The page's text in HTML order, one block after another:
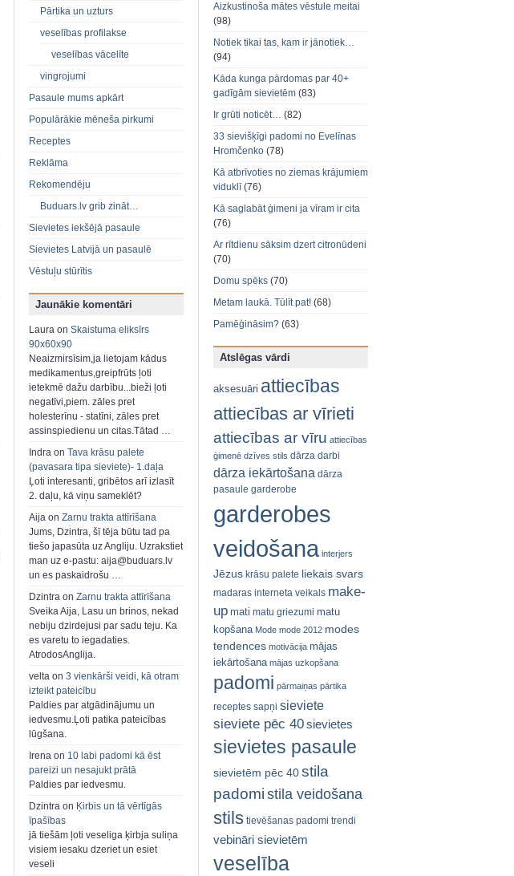
Pārtika un uzturs
veselības profilakse
veselības vācelīte
vingrojumi
Pasaule mums apkārt
Populārākie mēneša pirkumi
Receptes
Reklāma
Rekomendēju
Buduars.lv grib zināt…
Sievietes iekšējā pasaule
Sievietes Latvijā un pasaulē
Vēstuļu stūrītis
Jaunākie komentāri
Laura on Skaistuma eliksīrs
90x60x90
Neaizmirsīsim,ja lietojam kādus
medikamentus,greipfrūts ļoti
ietekmē dažu darbību...bieži ļoti
negatīvi,piem. zāles pret
holesterīnu - statīni, zāles pret
assinspiedienu un citas.Tātad …
Indra on Tava krāsu palete
(pavasara tipa sieviete)- 1.daļa
Ļoti interesanti, gribētos arī izlasīt
2. daļu, kā viņu sameklēt?
Aija on Zarnu trakta attīrīšana
Jums, Dzintra, šī tēja būtu tad pa
tiešo japasūta uz Angliju. Uzrakstiet
man uz e-pastu: aija@buduars.lv
un es paskaidrošu …
Dzintra on Zarnu trakta attīrīšana
Sveika Aija, Lasu un brinos, nekad
nebiju dzirdejusi par sadu teju. Ka
es varetu to iegadaties.
AtrodosAnglija.
velta on 3 vienkārši veidi, kā otram
izteikt pateicību
Paldies par atgādinājumu un
iedvesmu.Ļoti patika pateicības
lūgšana.
Irena on 10 labi padomi kā ēst
pareizi un nesajukt prātā
Paldies par iedvesmu.
Dzintra on Ķirbis un tā vērtīgās
īpašības
jā tiešām ļoti veseliga ķirbja suliņa
visiem iesaku dzeriet un esiet
veseli
Aizkustinoša mātes vēstule meitai
(98)
Notiek tikai tas, kam ir jānotiek…
(94)
Kāda kunga pārdomas par 40+
gadīgām sievietēm (83)
Ir grūti noticēt… (82)
33 sievišķīgi padomi no Evelīnas
Hromčenko (78)
Kā atbrīvoties no ziemas krājumiem
viduklī(76)
Kā saglabāt ģimeni ja vīram ir cita
(76)
Ar rītdienu sāksim dzert citronūdeni
(70)
Domu spēks (70)
Metam laukā. Tūlīt pat! (68)
Pamēģināsim? (63)
Atslēgas vārdi
aksesuāri attiecības
attiecības ar vīrieti
attiecības ar vīru attiecības
ģimenē dzīves stils dārza darbi
dārza iekārtošana dārza
pasaule garderobe
garderobes
veidošana interjers
Jēzus krāsu palete liekais svars
madaras interneta veikals make-
up mati matu griezumi matu
kopšana Mode mode 2012 modes
tendences motivācija mājas
iekārtošana mājas uzkopšana
padomi pārmaiņas pārtika
receptes sapņi sieviete
sieviete pēc 40sievietes
sievietes pasaule
sievietēm pēc 40stila
padomistila veidošana
stils tievēšanas padomi trendi
vebināri sievietēm
veselība